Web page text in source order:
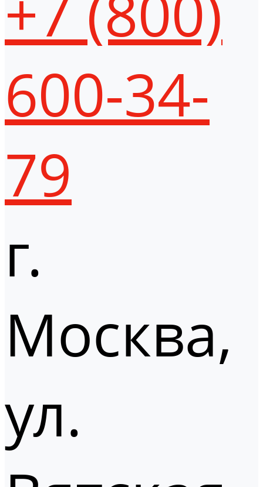
600-34-
79
г.
Москва,
ул.